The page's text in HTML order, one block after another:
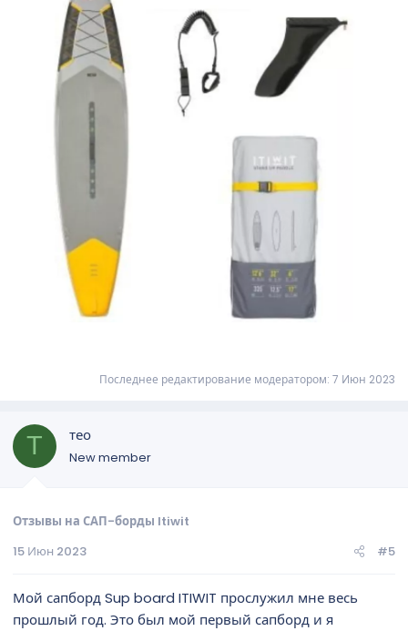
Последнее редактирование модератором: 7 Июн 2023
Т тео
New member
Отзывы на САП-борды Itiwit
15 Июн 2023
#5
Мой сапборд Sup board ITIWIT прослужил мне весь
прошлый год. Это был мой первый сапборд и я